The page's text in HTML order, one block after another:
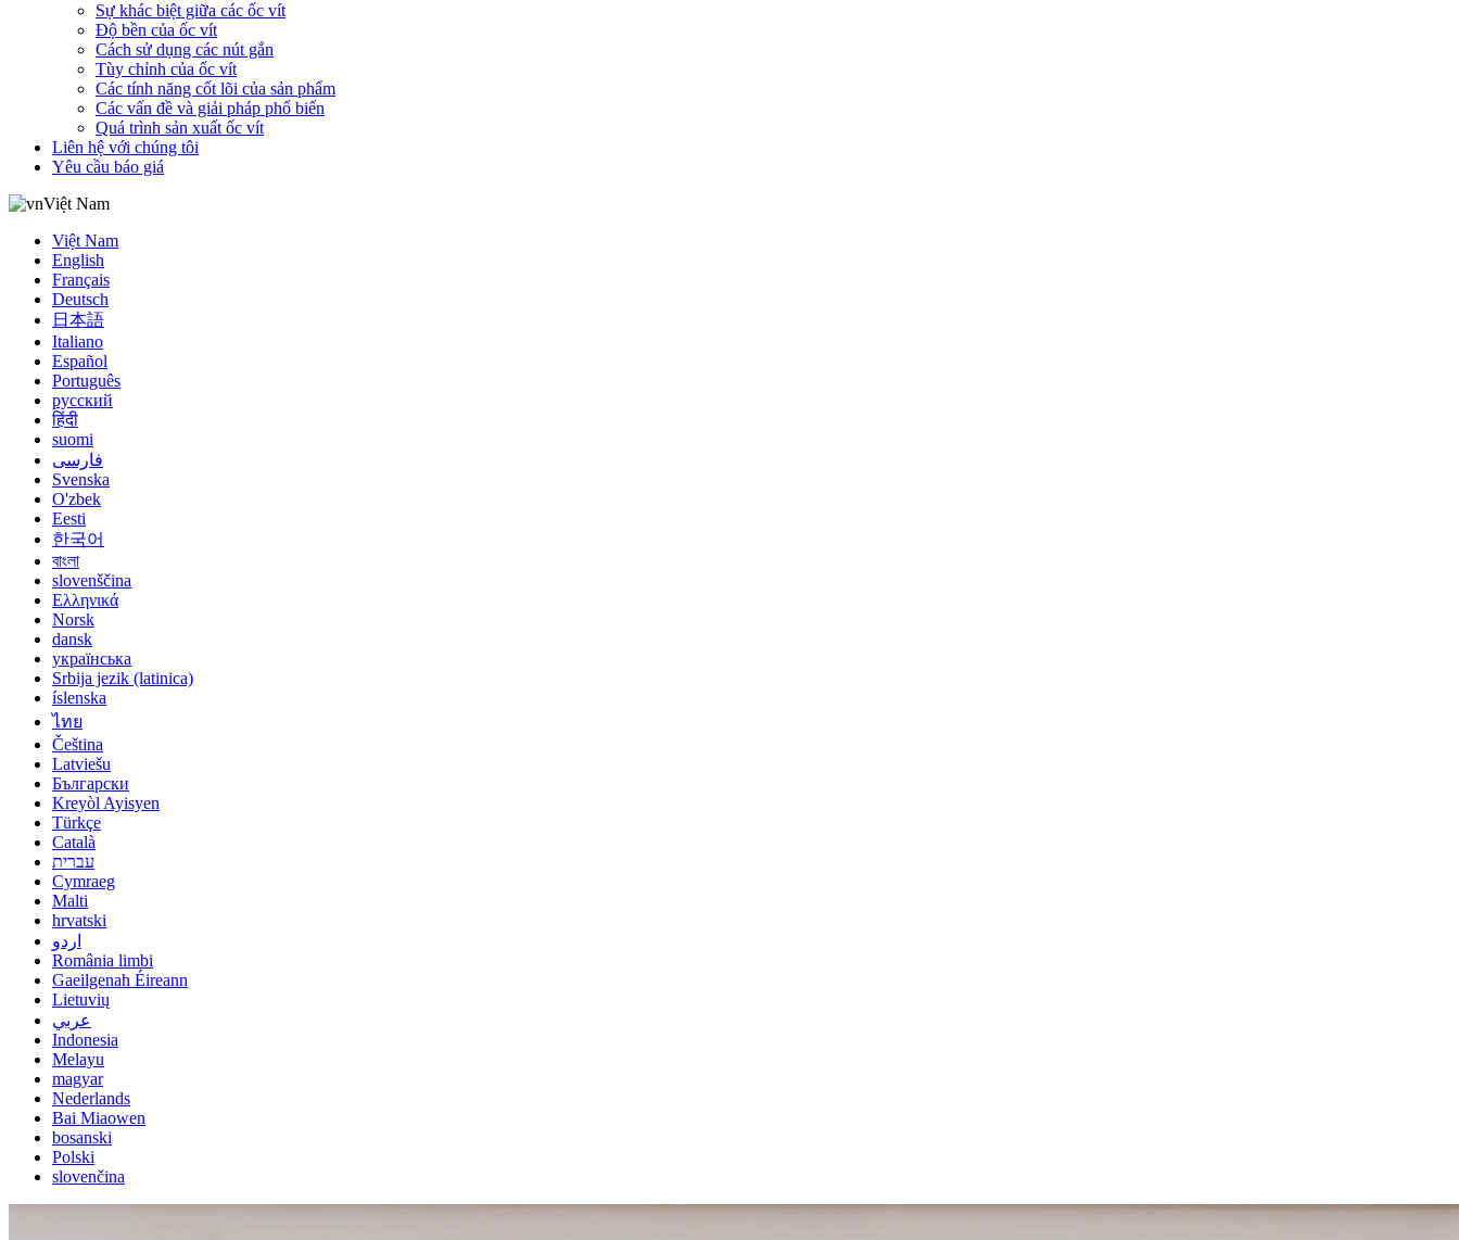
Sự khác biệt giữa các ốc vít
Độ bền của ốc vít
Cách sử dụng các nút gắn
Tùy chỉnh của ốc vít
Các tính năng cốt lõi của sản phẩm
Các vấn đề và giải pháp phổ biến
Quá trình sản xuất ốc vít
Liên hệ với chúng tôi
Yêu cầu báo giá
Việt Nam
Việt Nam
English
Français
Deutsch
日本語
Italiano
Español
Português
русский
हिंदी
suomi
فارسی
Svenska
O'zbek
Eesti
한국어
বাংলা
slovenščina
Ελληνικά
Norsk
dansk
українська
Srbija jezik (latinica)
íslenska
ไทย
Čeština
Latviešu
Български
Kreyòl Ayisyen
Türkçe
Català
עברית
Cymraeg
Malti
hrvatski
اردو
România limbi
Gaeilgenah Éireann
Lietuvių
عربي
Indonesia
Melayu
magyar
Nederlands
Bai Miaowen
bosanski
Polski
slovenčina